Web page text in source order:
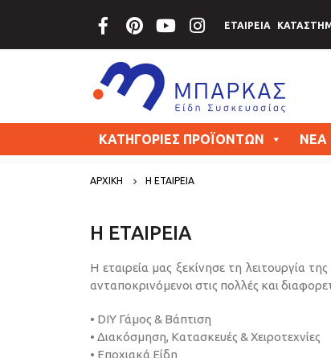
ΕΤΑΙΡΕΙΑ
ΚΑΤΗΓΟΡΙΕΣ ΠΡΟΪΟΝΤΩΝ ΝΕΑ
ΑΡΧΙΚΗ Η ΕΤΑΙΡΕΙΑ
Η ΕΤΑΙΡΕΙΑ
Η εταιρεία μας ξεκίνησε τη λειτουργία
ανταποκρινόμενοι στις πολλές και
• DIΥ Γάμος & Βάπτιση
• Διακόσμηση, Κατασκευές & Χειροτεχνίες
• Εποχιακά Είδη